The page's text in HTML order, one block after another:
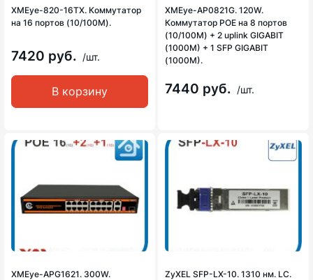
XMEye-820-16TX. Коммутатор
на 16 портов (10/100M).
7420 руб. /шт.
В корзину
XMEye-AP0821G. 120W.
Коммутатор POE на 8 портов
(10/100M) + 2 uplink GIGABIT
(1000M) + 1 SFP GIGABIT
(1000M).
7440 руб. /шт.
XMEye-APG1621. 300W.
ZyXEL SFP-LX-10. 1310 нм. LC.